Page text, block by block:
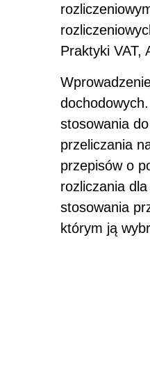
Praktyki VAT,
stosowania
przeliczania
przepisów o
rozliczania
stosowania
którym ją